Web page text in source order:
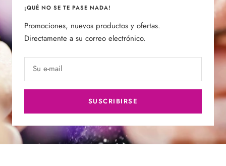
¡QUÉ NO SE TE PASE NADA!
Promociones, nuevos productos y ofertas.
Directamente a su correo electrónico.
Su e-mail
SUSCRIBIRSE